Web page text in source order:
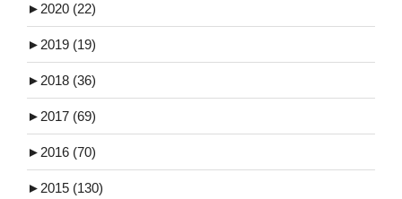
► 2020 (22)
► 2019 (19)
► 2018 (36)
► 2017 (69)
► 2016 (70)
► 2015 (130)